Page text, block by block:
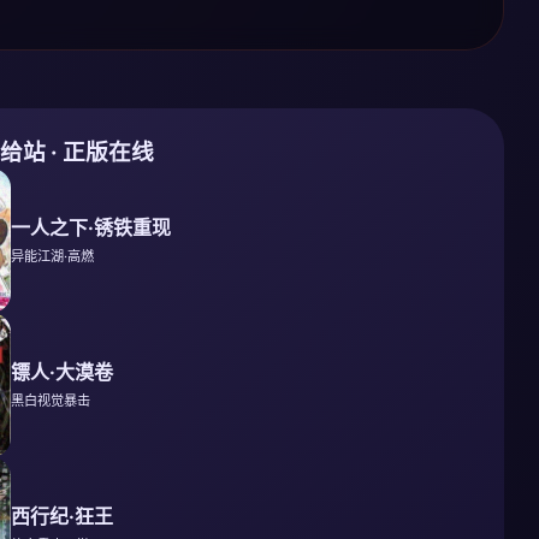
站 · 正版在线
一人之下·锈铁重现
异能江湖·高燃
镖人·大漠卷
黑白视觉暴击
西行纪·狂王